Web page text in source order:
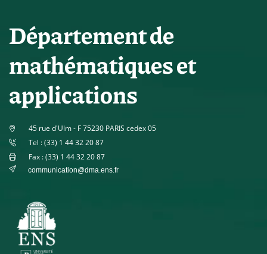
Département de
mathématiques et
applications
45 rue d'Ulm - F 75230 PARIS cedex 05
Tel : (33) 1 44 32 20 87
Fax : (33) 1 44 32 20 87
communication@dma.ens.fr